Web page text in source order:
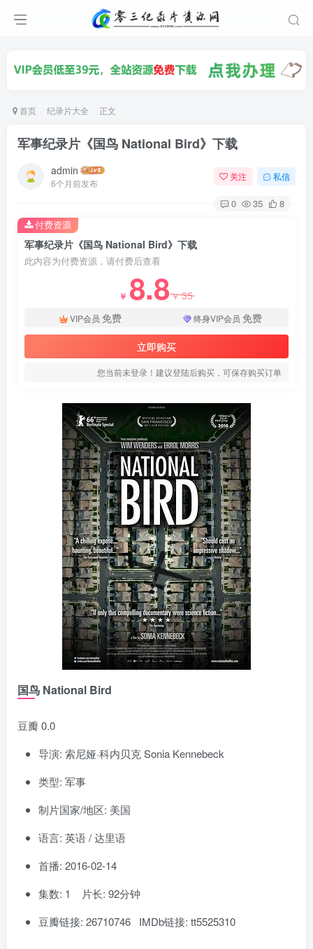
首页 纪录片大全 正文
军事纪录片《国鸟 National Bird》下载
admin
6个月前发布
关注 私信
0 35 8
军事纪录片《国鸟 National Bird》下载
此内容为付费资源，请付费后查看
￥ 8.8￥35
VIP会员 免费 终身VIP会员 免费
立即购买
您当前未登录！建议登陆后购买，可保存购买订单
付费资源
国鸟 National Bird
豆瓣 0.0
导演: 索尼娅·科内贝克 Sonia Kennebeck
类型: 军事
制片国家/地区: 美国
语言: 英语 / 达里语
首播: 2016-02-14
集数: 1 片长: 92分钟
豆瓣链接: 26710746 IMDb链接: tt5525310